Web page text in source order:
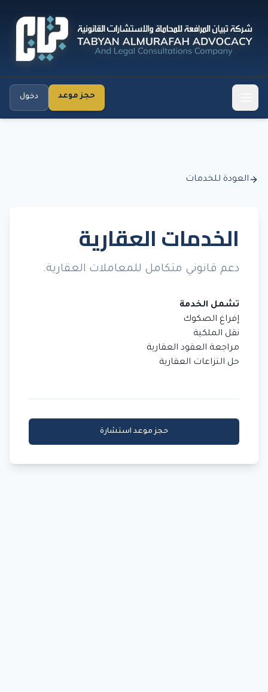
حجز موعد دخول
العودة للخدمات
الخدمات العقارية
دعم قانوني متكامل للمعاملات العقارية.
تشمل الخدمة
إفراغ الصكوك
نقل الملكية
مراجعة العقود العقارية
حل النزاعات العقارية
حجز موعد استشارة